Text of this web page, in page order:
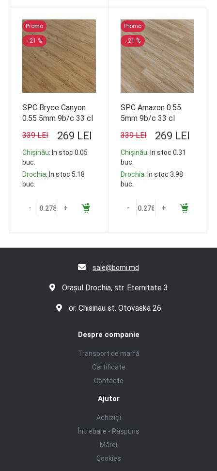
Promo
- 21 %
SPC Bryce Canyon
0.55 5mm 9b/c 33 cl
269 LEI
339 LEI
Chișinău: In stoc 0.05
buc.
Drochia: In stoc 5.18
buc.
- +
Promo
- 21 %
SPC Amazon 0.55
5mm 9b/c 33 cl
269 LEI
339 LEI
Chișinău: In stoc 0.31
buc.
Drochia: In stoc 3.98
buc.
- +
sale@bomi.md
Orașul Drochia, str. Eternitate 3
or. Chisinau st. Otovaska 26
Despre companie
Transport de marfă
Certificate
Contacte
Ajutor
Achiziții
Întrebare - Răspuns
Mărci
Cookies